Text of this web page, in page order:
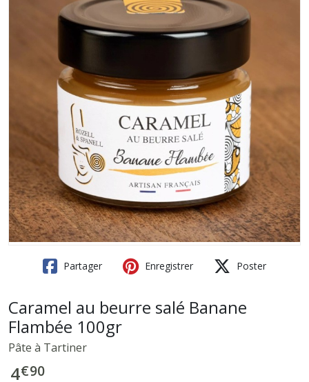
Partager Enregistrer Poster
Caramel au beurre salé Banane
Flambée 100gr
Pâte à Tartiner
4€90